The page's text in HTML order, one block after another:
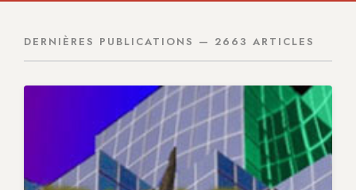
DERNIÈRES PUBLICATIONS — 2663 ARTICLES